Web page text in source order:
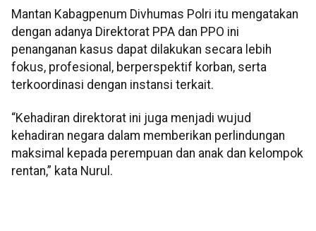
Mantan Kabagpenum Divhumas Polri itu mengatakan
dengan adanya Direktorat PPA dan PPO ini
penanganan kasus dapat dilakukan secara lebih
fokus, profesional, berperspektif korban, serta
terkoordinasi dengan instansi terkait.
“Kehadiran direktorat ini juga menjadi wujud
kehadiran negara dalam memberikan perlindungan
maksimal kepada perempuan dan anak dan kelompok
rentan,” kata Nurul.